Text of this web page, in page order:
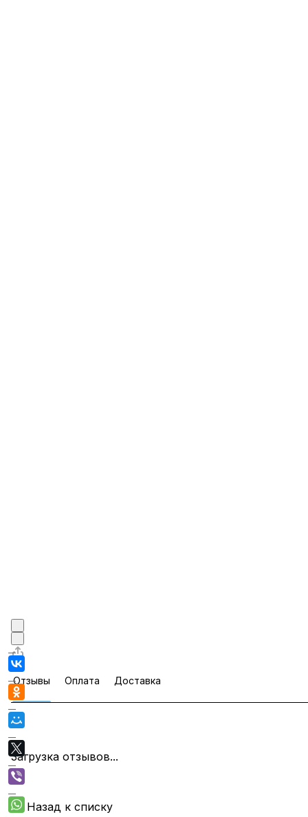
Отзывы Оплата Доставка
Загрузка отзывов...
Назад к списку